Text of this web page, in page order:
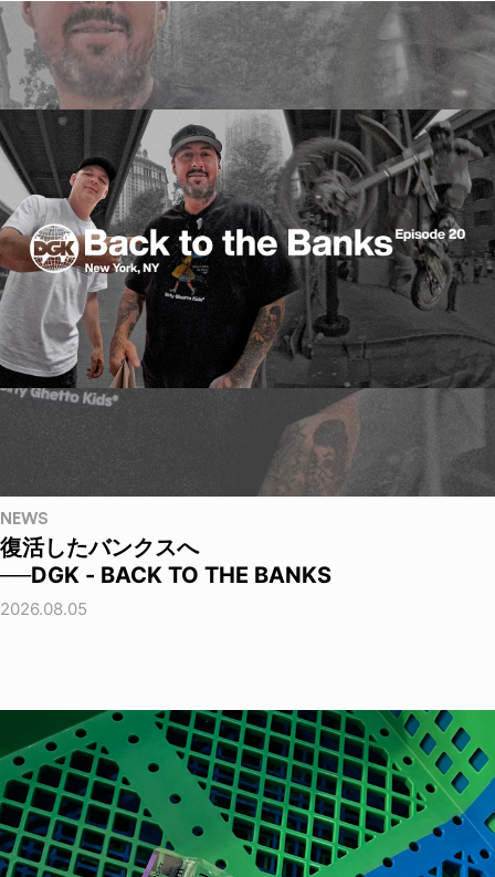
NEWS
復活したバンクスへ
──DGK - BACK TO THE BANKS
2026.08.05